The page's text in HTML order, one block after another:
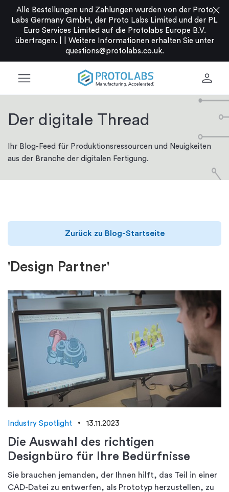
Alle Bestellungen und Zahlungen wurden von der Proto
Labs Germany GmbH, der Proto Labs Limited und der PL
Euro Services Limited auf die Protolabs Europe B.V.
übertragen. |
Weitere Informationen erhalten Sie unter
questions@protolabs.co.uk.
close
menu person
Der digitale Thread
Ihr Blog-Feed für Produktionsressourcen und Neuigkeiten
aus der Branche der digitalen Fertigung.
'Design Partner'
Zurück zu Blog-Startseite
Industry Spotlight 13.11.2023
Die Auswahl des richtigen
Designbüro für Ihre Bedürfnisse
Sie brauchen jemanden, der Ihnen hilft, das Teil in einer
CAD-Datei zu entwerfen, als Prototyp herzustellen, zu